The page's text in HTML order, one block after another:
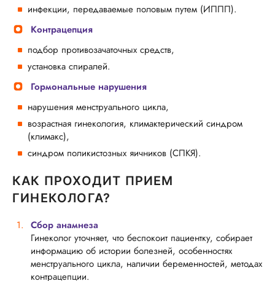
инфекции, передаваемые половым путем (ИППП).
Контрацепция
подбор противозачаточных средств,
установка спиралей.
Гормональные нарушения
нарушения менструального цикла,
возрастная гинекология, климактерический синдром
(климакс),
синдром поликистозных яичников (СПКЯ).
КАК ПРОХОДИТ ПРИЕМ
ГИНЕКОЛОГА?
Сбор анамнеза
Гинеколог уточняет, что беспокоит пациентку, собирает
информацию об истории болезней, особенностях
менструального цикла, наличии беременностей, методах
контрацепции.